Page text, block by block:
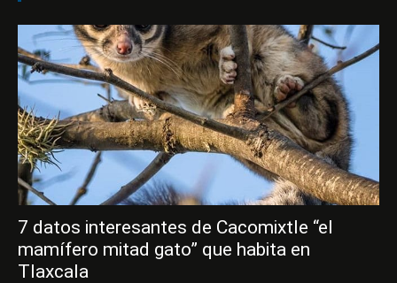
7 datos interesantes de Cacomixtle “el
mamífero mitad gato” que habita en
Tlaxcala